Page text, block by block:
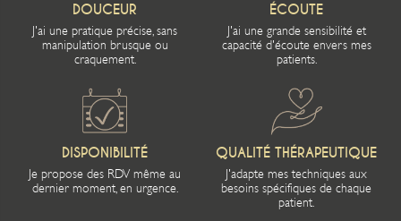
DOUCEUR
J'ai une pratique précise, sans
manipulation brusque ou
craquement.
ÉCOUTE
J'ai une grande sensibilité et
capacité d'écoute envers mes
patients.
DISPONIBILITÉ
Je propose des RDV même au
dernier moment, en urgence.
QUALITÉ THÉRAPEUTIQUE
J'adapte mes techniques aux
besoins spécifiques de chaque
patient.